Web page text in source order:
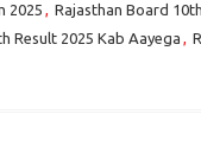
2025 , Rajasthan Board
Result 2025 Kab Aayega ,